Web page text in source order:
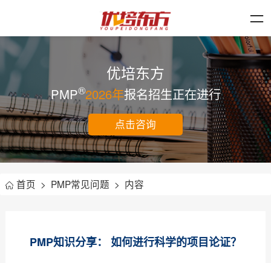
优培东方
PMP®2026年报名招生正在进行
点击咨询
首页 > PMP常见问题 > 内容
PMP知识分享： 如何进行科学的项目论证？